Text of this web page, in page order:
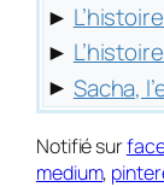
►
►
► Sacha,
Notifié sur
medium,